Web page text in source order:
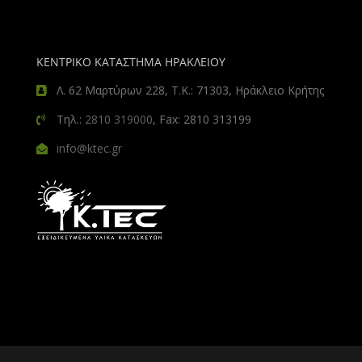
ΚΕΝΤΡΙΚΟ ΚΑΤΑΣΤΗΜΑ ΗΡΑΚΛΕΙΟΥ
Λ. 62 Μαρτύρων 228, Τ.Κ.: 71303, Ηράκλειο Κρήτης
Τηλ.: 2810 319000, Fax: 2810 313199
info@ktec.gr